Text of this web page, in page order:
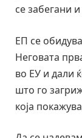
се забегани
ЕП се
Неговата
во ЕУ и дали
што го
која